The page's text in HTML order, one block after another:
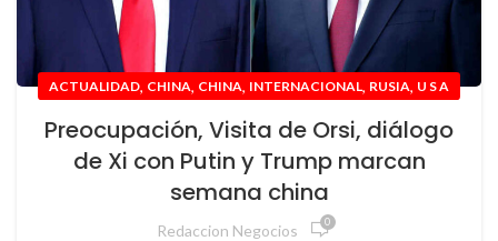
ACTUALIDAD, CHINA, CHINA, INTERNACIONAL, RUSIA, U S A
Preocupación, Visita de Orsi, diálogo
de Xi con Putin y Trump marcan
semana china
Redaccion Negocios 0